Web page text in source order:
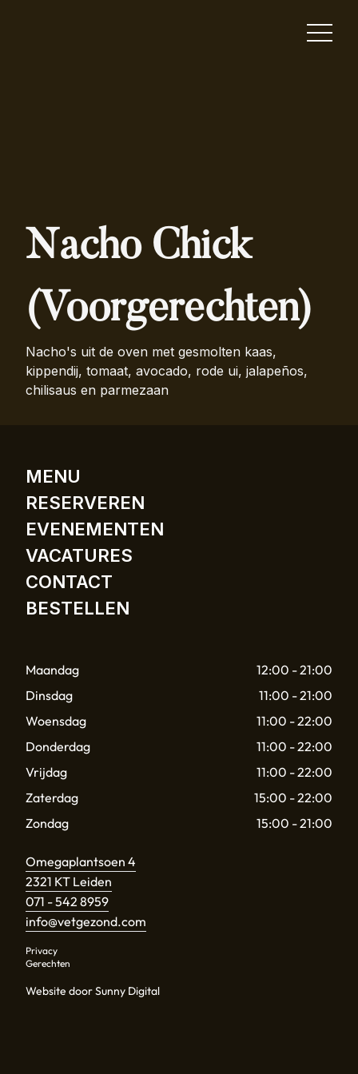
Nacho Chick
(Voorgerechten)
Nacho's uit de oven met gesmolten kaas,
kippendij, tomaat, avocado, rode ui, jalapeños,
chilisaus en parmezaan
MENU
RESERVEREN
EVENEMENTEN
VACATURES
CONTACT
BESTELLEN
Maandag
12:00 - 21:00
Dinsdag
11:00 - 21:00
Woensdag
11:00 - 22:00
Donderdag
11:00 - 22:00
Vrijdag
11:00 - 22:00
Zaterdag
15:00 - 22:00
Zondag
15:00 - 21:00
Omegaplantsoen 4
2321 KT Leiden
071 - 542 8959
info@vetgezond.com
Privacy
Gerechten
Website door Sunny Digital